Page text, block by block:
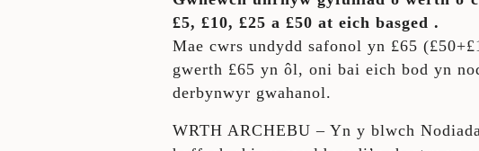
£5, £10, £25 a £50 at eich basged .
Mae cwrs undydd safonol yn £65
gwerth £65 yn ôl, oni bai eich bod yn
derbynwyr gwahanol.
WRTH ARCHEBU – Yn y blwch